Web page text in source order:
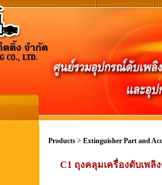
Products > Extinguisher Part and
C1 ถุงคลุมเครื่องดับเพ